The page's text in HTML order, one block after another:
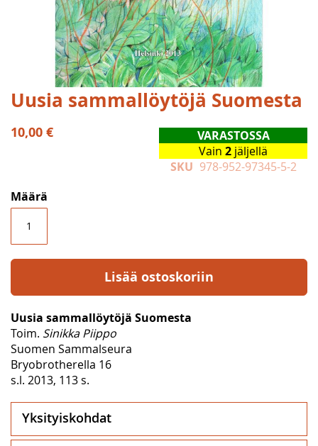
Skip
to
the
beginning
gallery
Uusia sammallöytöjä Suomesta
10,00 €
VARASTOSSA
Vain 2 jäljellä
SKU 978-952-97345-5-2
Määrä
Lisää ostoskoriin
Uusia sammallöytöjä Suomesta
Toim. Sinikka Piippo
Suomen Sammalseura
Bryobrotherella 16
s.l. 2013, 113 s.
Yksityiskohdat